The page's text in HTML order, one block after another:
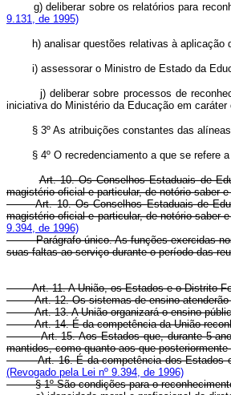
g) deliberar sobre os relatórios para
9.131, de 1995)
h) analisar questões relativas à aplicação
i) assessorar o Ministro de Estado da
j) deliberar sobre processos de
iniciativa do Ministério da Educação em
§ 3º As atribuições constantes das
§ 4º O recredenciamento a que se refere
Art. 10. Os Conselhos Estaduais de
magistério oficial e particular, de notório saber
Art. 10. Os Conselhos Estaduais de
magistério oficial e particular, de notório
9.394, de 1996)
Parágrafo único. As funções exercidas nos
suas faltas ao serviço durante o período
Art. 11. A União, os Estados e o Distrito
Art. 12. Os sistemas de ensino
Art. 13. A União organizará o ensino
Art. 14. É da competência da União
Art. 15. Aos Estados que, durante 5
mantidos, como quanto aos que
Art. 16. É da competência dos Estados
(Revogado pela Lei nº 9.394, de 1996)
§ 1º São condições para o